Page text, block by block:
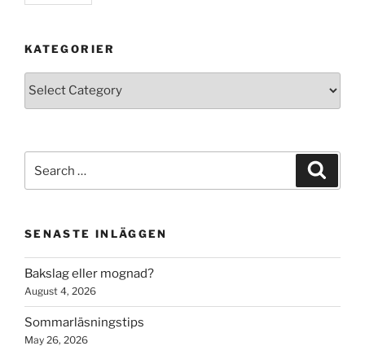
KATEGORIER
Kategorier
for:
SENASTE INLÄGGEN
Bakslag eller mognad?
August 4, 2026
Sommarläsningstips
May 26, 2026